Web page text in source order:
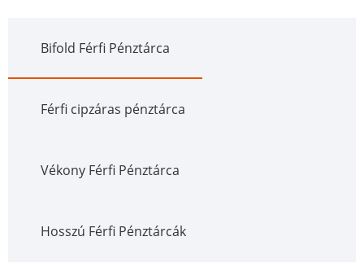
Bifold Férfi Pénztárca
Férfi cipzáras pénztárca
Vékony Férfi Pénztárca
Hosszú Férfi Pénztárcák